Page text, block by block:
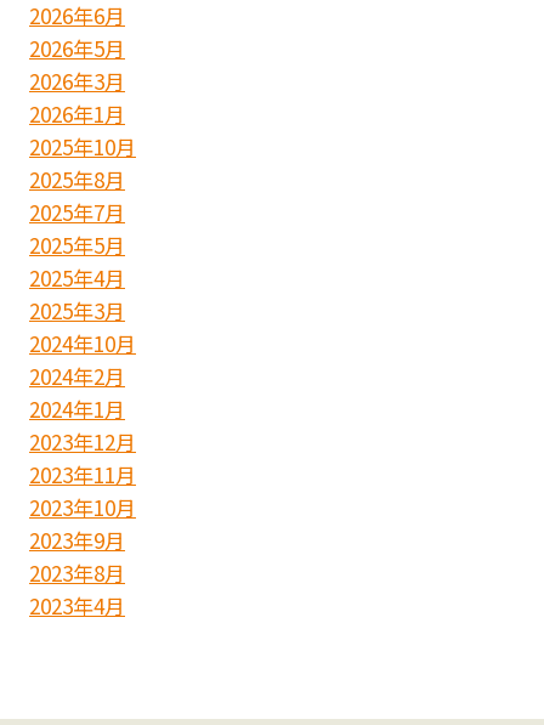
2026年6月
2026年5月
2026年3月
2026年1月
2025年10月
2025年8月
2025年7月
2025年5月
2025年4月
2025年3月
2024年10月
2024年2月
2024年1月
2023年12月
2023年11月
2023年10月
2023年9月
2023年8月
2023年4月